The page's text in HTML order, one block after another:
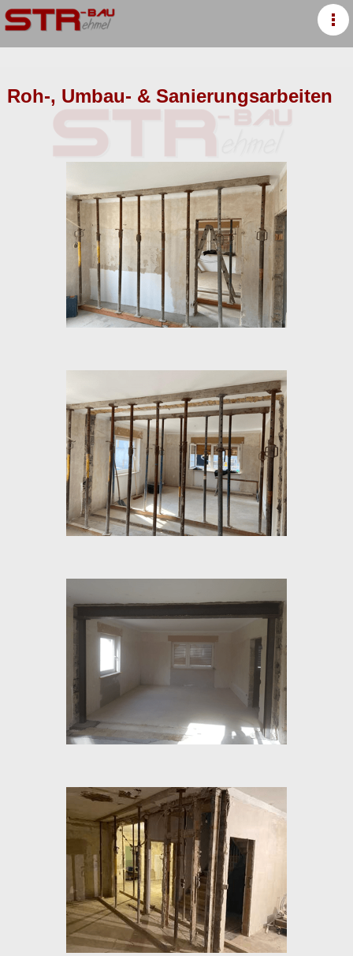
Roh-, Umbau- & Sanierungsarbeiten